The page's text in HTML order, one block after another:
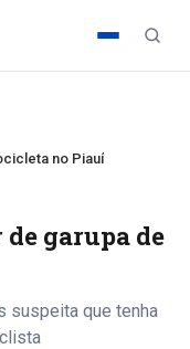
no Piauí
garupa de
suspeita que tenha